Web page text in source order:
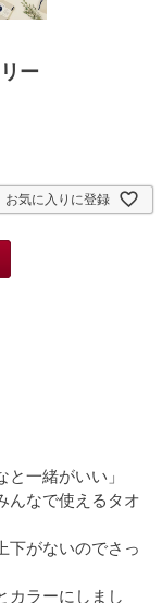
ー
お気に入りに登録
一緒がいい」
んなで使えるタオ
下がないのでさっ
カラーにしまし